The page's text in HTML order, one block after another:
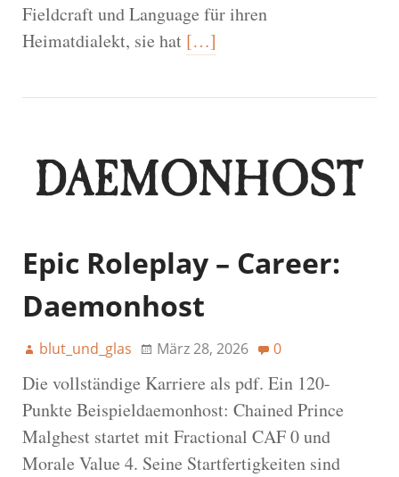
Fieldcraft und Language für ihren
Heimatdialekt, sie hat […]
Epic Roleplay – Career:
Daemonhost
blut_und_glas März 28, 2026 0
Die vollständige Karriere als pdf. Ein 120-
Punkte Beispieldaemonhost: Chained Prince
Malghest startet mit Fractional CAF 0 und
Morale Value 4. Seine Startfertigkeiten sind